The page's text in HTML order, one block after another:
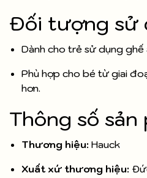
Đối tượng sử
Dành cho trẻ sử dụng ghế
Phù hợp cho bé từ giai
hơn.
Thông số sản
Thương hiệu: Hauck
Xuất xứ thương hiệu: